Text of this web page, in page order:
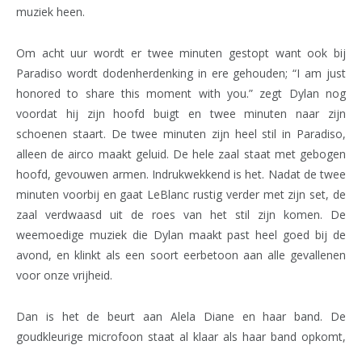
muziek heen.
Om acht uur wordt er twee minuten gestopt want ook bij
Paradiso wordt dodenherdenking in ere gehouden; “I am just
honored to share this moment with you.” zegt Dylan nog
voordat hij zijn hoofd buigt en twee minuten naar zijn
schoenen staart. De twee minuten zijn heel stil in Paradiso,
alleen de airco maakt geluid. De hele zaal staat met gebogen
hoofd, gevouwen armen. Indrukwekkend is het. Nadat de twee
minuten voorbij en gaat LeBlanc rustig verder met zijn set, de
zaal verdwaasd uit de roes van het stil zijn komen. De
weemoedige muziek die Dylan maakt past heel goed bij de
avond, en klinkt als een soort eerbetoon aan alle gevallenen
voor onze vrijheid.
Dan is het de beurt aan Alela Diane en haar band. De
goudkleurige microfoon staat al klaar als haar band opkomt,